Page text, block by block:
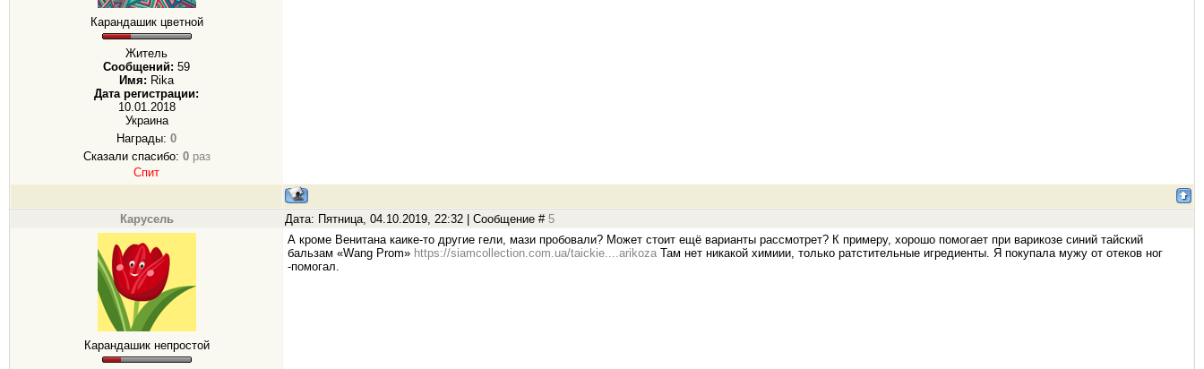
Карандашик цветной
Житель
Сообщений: 59
Имя: Rika
Дата регистрации:
10.01.2018
Украина
Награды: 0
Сказали спасибо: 0раз
Спит
Карусель Дата: Пятница, 04.10.2019, 22:32 | Сообщение # 5
Карандашик непростой
А кроме Венитана каике-то другие гели, мази пробовали? Может стоит ещё варианты рассмотрет? К примеру, хорошо помогает при варикозе синий тайский
бальзам «Wang Рrom» https://siamcollection.com.ua/taickie....arikoza Там нет никакой химиии, только ратстительные игредиенты. Я покупала мужу от отеков ног
-помогал.